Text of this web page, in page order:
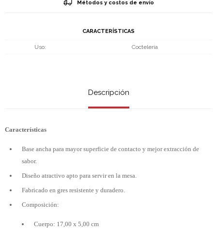
Métodos y costos de envío
CARACTERÍSTICAS
Uso Coctelería
Descripción
Características
Base ancha para mayor superficie de contacto y mejor extracción de
sabor.
Diseño atractivo apto para servir en la mesa.
Fabricado en gres resistente y duradero.
Composición:
Cuerpo: 17,00 x 5,00 cm